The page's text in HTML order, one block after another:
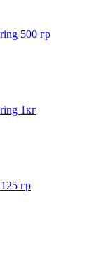
500 гр
1кг
гр